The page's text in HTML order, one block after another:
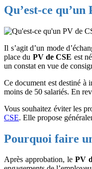
Qu’est-ce qu’un
Il s’agit d’un mode
place du PV de CSE est
un constat en vue de
Ce document est destiné à
moins de 50 salariés. En
Vous souhaitez éviter les
CSE. Elle propose
Pourquoi faire
Après approbation, le PV